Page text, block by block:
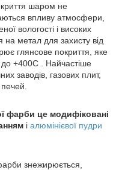
шаром не
впливу атмосфери,
вологості і високих
метал для захисту від
глянсове покриття, яке
+400С . Найчастіше
заводів, газових плит,
фарби це модифіковані
і алюмінієвої пудри
знежирюється,